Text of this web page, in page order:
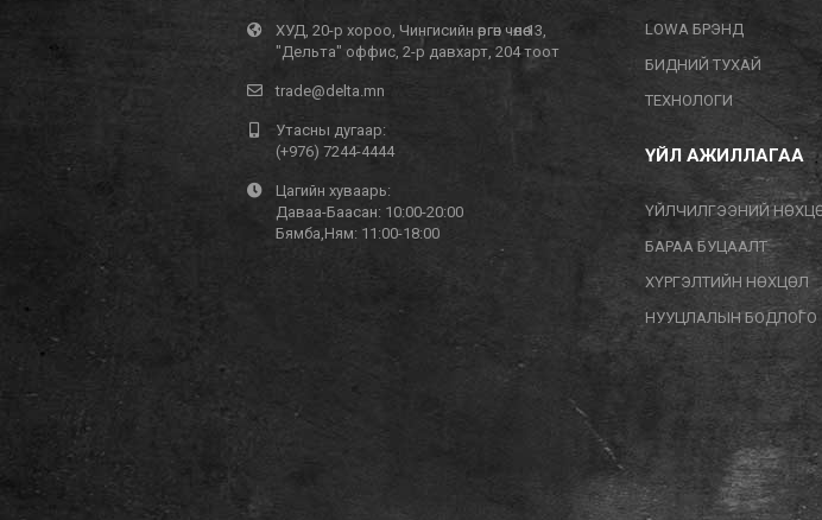
ХУД, 20-р хороо, Чингисийн өргөн чөлөө 13,
"Дельта" оффис, 2-р давхарт, 204 тоот
trade@delta.mn
Утасны дугаар:
(+976) 7244-4444
Цагийн хуваарь:
Даваа-Баасан: 10:00-20:00
Бямба,Ням: 11:00-18:00
LOWA БРЭНД
БИДНИЙ ТУХАЙ
ТЕХНОЛОГИ
ҮЙЛ АЖИЛЛАГАА
ҮЙЛЧИЛГЭЭНИЙ
БАРАА БУЦААЛТ
ХҮРГЭЛТИЙН НӨХЦӨЛ
НУУЦЛАЛЫН БОДЛОГО